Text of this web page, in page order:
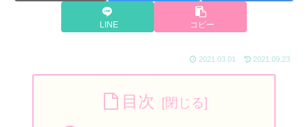
LINE コピー
2021.03.01 2021.09.23
目次